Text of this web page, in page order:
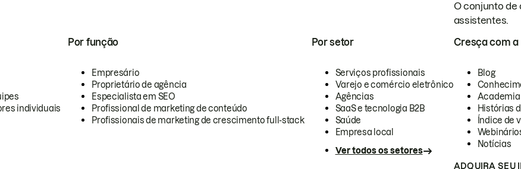
O conjunto de
assistentes.
individuais
Por função
Empresário
Proprietário de agência
Especialista em SEO
Profissional de marketing de conteúdo
Profissionais de marketing de crescimento full-stack
Por setor
Serviços profissionais
Varejo e comércio eletrônico
Agências
SaaS e tecnologia B2B
Saúde
Empresa local
Ver todos os setores
Cresça com a
Blog
Academia
Histórias
Índice de
Notícias
ADQUIRA SEU